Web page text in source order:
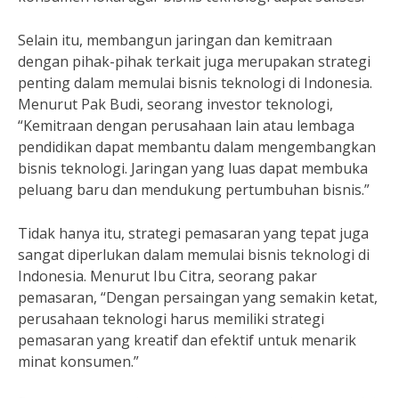
Selain itu, membangun jaringan dan kemitraan
dengan pihak-pihak terkait juga merupakan strategi
penting dalam memulai bisnis teknologi di Indonesia.
Menurut Pak Budi, seorang investor teknologi,
“Kemitraan dengan perusahaan lain atau lembaga
pendidikan dapat membantu dalam mengembangkan
bisnis teknologi. Jaringan yang luas dapat membuka
peluang baru dan mendukung pertumbuhan bisnis.”
Tidak hanya itu, strategi pemasaran yang tepat juga
sangat diperlukan dalam memulai bisnis teknologi di
Indonesia. Menurut Ibu Citra, seorang pakar
pemasaran, “Dengan persaingan yang semakin ketat,
perusahaan teknologi harus memiliki strategi
pemasaran yang kreatif dan efektif untuk menarik
minat konsumen.”